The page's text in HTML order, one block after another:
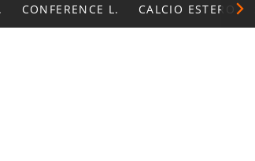
CALENDARI E CLASSIFICHE
CONFERENCE L. CALCIO ESTERO